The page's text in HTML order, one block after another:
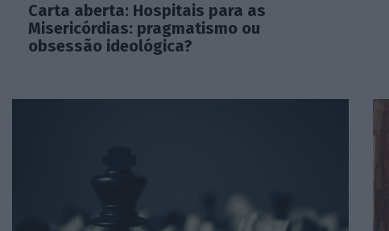
Carta aberta: Hospitais para as
Misericórdias: pragmatismo ou
obsessão ideológica?